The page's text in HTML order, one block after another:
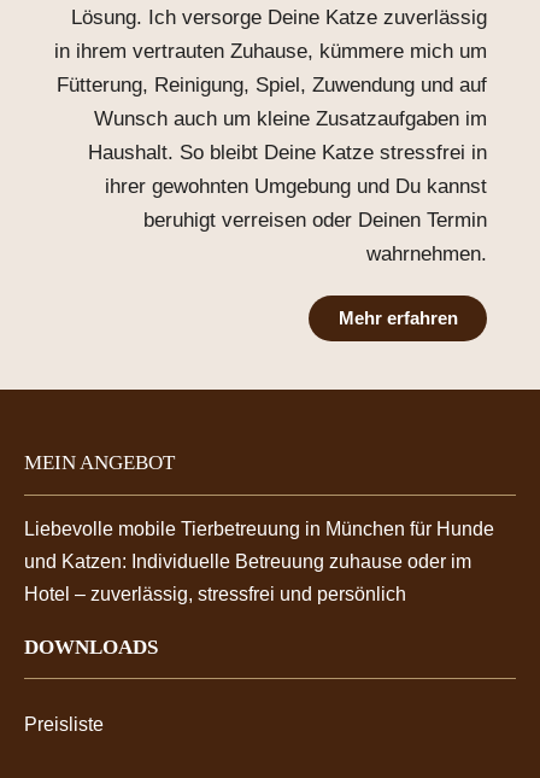
Lösung. Ich versorge Deine Katze zuverlässig
in ihrem vertrauten Zuhause, kümmere mich um
Fütterung, Reinigung, Spiel, Zuwendung und auf
Wunsch auch um kleine Zusatzaufgaben im
Haushalt. So bleibt Deine Katze stressfrei in
ihrer gewohnten Umgebung und Du kannst
beruhigt verreisen oder Deinen Termin
wahrnehmen.
Mehr erfahren
MEIN ANGEBOT
Liebevolle mobile Tierbetreuung in München für Hunde
und Katzen: Individuelle Betreuung zuhause oder im
Hotel – zuverlässig, stressfrei und persönlich
DOWNLOADS
Preisliste